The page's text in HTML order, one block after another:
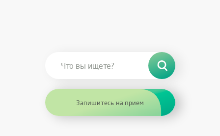
Запишитесь на прием